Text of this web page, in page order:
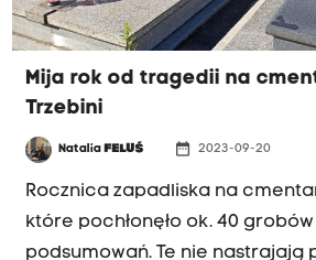
Mija rok od tragedii na
Trzebini
Natalia FELUŚ date_range 2023-09-20
Rocznica zapadliska na
które pochłonęło ok. 40
podsumowań. Te nie nastrajają